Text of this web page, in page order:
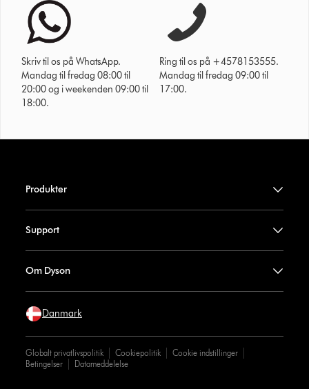
Skriv til os på WhatsApp.
Mandag til fredag 08:00 til
20:00 og i weekenden 09:00 til
18:00.
Ring til os på +4578153555.
Mandag til fredag 09:00 til
17:00.
Produkter
Support
Om Dyson
Danmark
Globalt privatlivspolitik Cookiepolitik
Cookie indstillinger
Betingelser
Datameddelelse